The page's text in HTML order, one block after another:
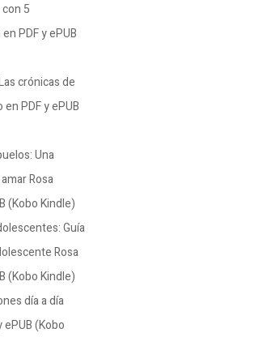
5
PDF y ePUB
crónicas de
PDF y ePUB
Una
Rosa
(Kobo Kindle)
Guía
Rosa
(Kobo Kindle)
día a día
ePUB (Kobo